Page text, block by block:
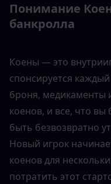
Понимание
банкролла
Коены — это
спонсируется
броня, медикаменты
коенов, и все, что
быть безвозвратно
Новый игрок
коенов для
потратить этот